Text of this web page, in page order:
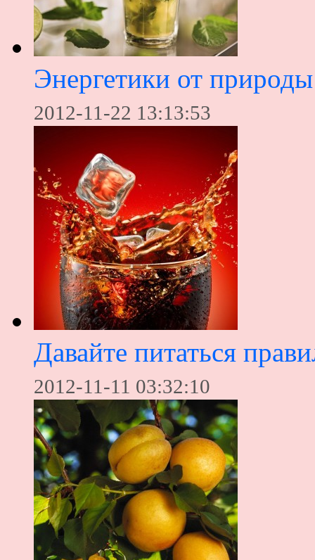
Энергетики от природы
2012-11-22 13:13:53
Давайте питаться
2012-11-11 03:32:10